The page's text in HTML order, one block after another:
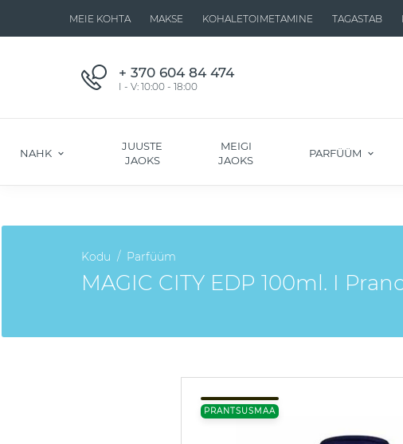
MEIE KOHTA MAKSE KOHALETOIMETAMINE TAGASTAB
+ 370 604 84 474
I - V: 10:00 - 18:00
NAHK
JUUSTE
JAOKS
MEIGI
JAOKS
PARFÜÜM
Kodu Parfüüm
MAGIC CITY EDP 100ml. I
PRANTSUSMAA